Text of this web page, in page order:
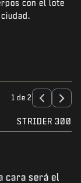
con el lote
1 de 2
STRIDER 300
cara será el